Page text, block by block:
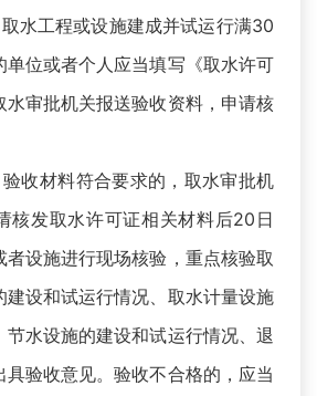
工程或设施建成并试运行满30
单位或者个人应当填写《取水许可
水审批机关报送验收资料，申请核
材料符合要求的，取水审批机
核发取水许可证相关材料后20日
者设施进行现场核验，重点核验取
建设和试运行情况、取水计量设施
水设施的建设和试运行情况、退
验收意见。验收不合格的，应当